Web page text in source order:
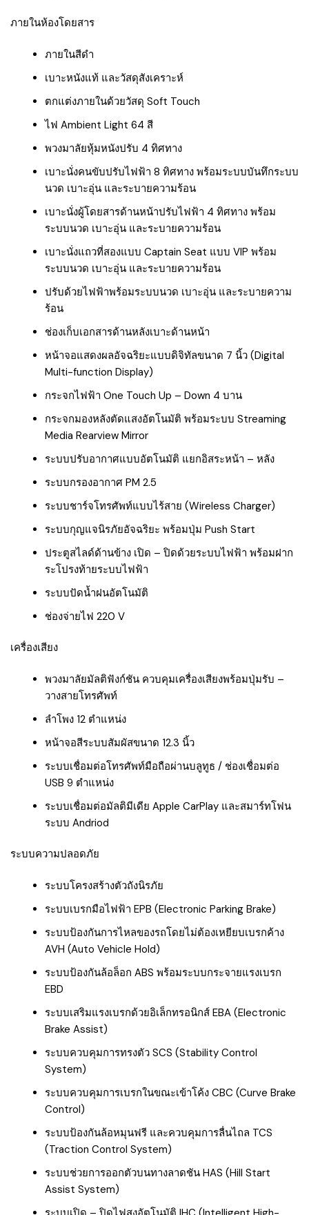
ภายในห้องโดยสาร
ภายในสีดำ
เบาะหนังแท้ และวัสดุสังเคราะห์
ตกแต่งภายในด้วยวัสดุ Soft Touch
ไฟ Ambient Light 64 สี
พวงมาลัยหุ้มหนังปรับ 4 ทิศทาง
เบาะนั่งคนขับปรับไฟฟ้า 8 ทิศทาง พร้อมระบบบันทึกระบบ
นวด เบาะอุ่น และระบายความร้อน
เบาะนั่งผู้โดยสารด้านหน้าปรับไฟฟ้า 4 ทิศทาง พร้อม
ระบบนวด เบาะอุ่น และระบายความร้อน
เบาะนั่งแถวที่สองแบบ Captain Seat แบบ VIP พร้อม
ระบบนวด เบาะอุ่น และระบายความร้อน
ปรับด้วยไฟฟ้าพร้อมระบบนวด เบาะอุ่น และระบายความ
ร้อน
ช่องเก็บเอกสารด้านหลังเบาะด้านหน้า
หน้าจอแสดงผลอัจฉริยะแบบดิจิทัลขนาด 7 นิ้ว (Digital
Multi-function Display)
กระจกไฟฟ้า One Touch Up – Down 4 บาน
กระจกมองหลังตัดแสงอัตโนมัติ พร้อมระบบ Streaming
Media Rearview Mirror
ระบบปรับอากาศแบบอัตโนมัติ แยกอิสระหน้า – หลัง
ระบบกรองอากาศ PM 2.5
ระบบชาร์จโทรศัพท์แบบไร้สาย (Wireless Charger)
ระบบกุญแจนิรภัยอัจฉริยะ พร้อมปุ่ม Push Start
ประตูสไลด์ด้านข้าง เปิด – ปิดด้วยระบบไฟฟ้า พร้อมฝาก
ระโปรงท้ายระบบไฟฟ้า
ระบบปัดน้ำฝนอัตโนมัติ
ช่องจ่ายไฟ 220 V
เครื่องเสียง
พวงมาลัยมัลติฟังก์ชัน ควบคุมเครื่องเสียงพร้อมปุ่มรับ –
วางสายโทรศัพท์
ลำโพง 12 ตำแหน่ง
หน้าจอสีระบบสัมผัสขนาด 12.3 นิ้ว
ระบบเชื่อมต่อโทรศัพท์มือถือผ่านบลูทูธ / ช่องเชื่อมต่อ
USB 9 ตำแหน่ง
ระบบเชื่อมต่อมัลติมีเดีย Apple CarPlay และสมาร์ทโฟน
ระบบ Andriod
ระบบความปลอดภัย
ระบบโครงสร้างตัวถังนิรภัย
ระบบเบรกมือไฟฟ้า EPB (Electronic Parking Brake)
ระบบป้องกันการไหลของรถโดยไม่ต้องเหยียบเบรกค้าง
AVH (Auto Vehicle Hold)
ระบบป้องกันล้อล็อก ABS พร้อมระบบกระจายแรงเบรก
EBD
ระบบเสริมแรงเบรกด้วยอิเล็กทรอนิกส์ EBA (Electronic
Brake Assist)
ระบบควบคุมการทรงตัว SCS (Stability Control
System)
ระบบควบคุมการเบรกในขณะเข้าโค้ง CBC (Curve Brake
Control)
ระบบป้องกันล้อหมุนฟรี และควบคุมการลื่นไถล TCS
(Traction Control System)
ระบบช่วยการออกตัวบนทางลาดชัน HAS (Hill Start
Assist System)